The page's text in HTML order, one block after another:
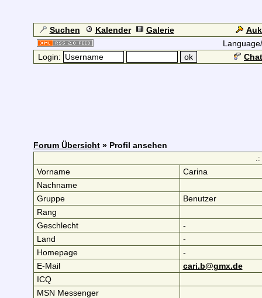
Suchen Kalender Galerie
Login:
Forum Übersicht» Profil ansehen
.:
Vorname
Carina
Nachname
Gruppe
Benutzer
Rang
Geschlecht
-
Land
-
Homepage
-
E-Mail
cari.b@gmx.de
ICQ
MSN Messenger